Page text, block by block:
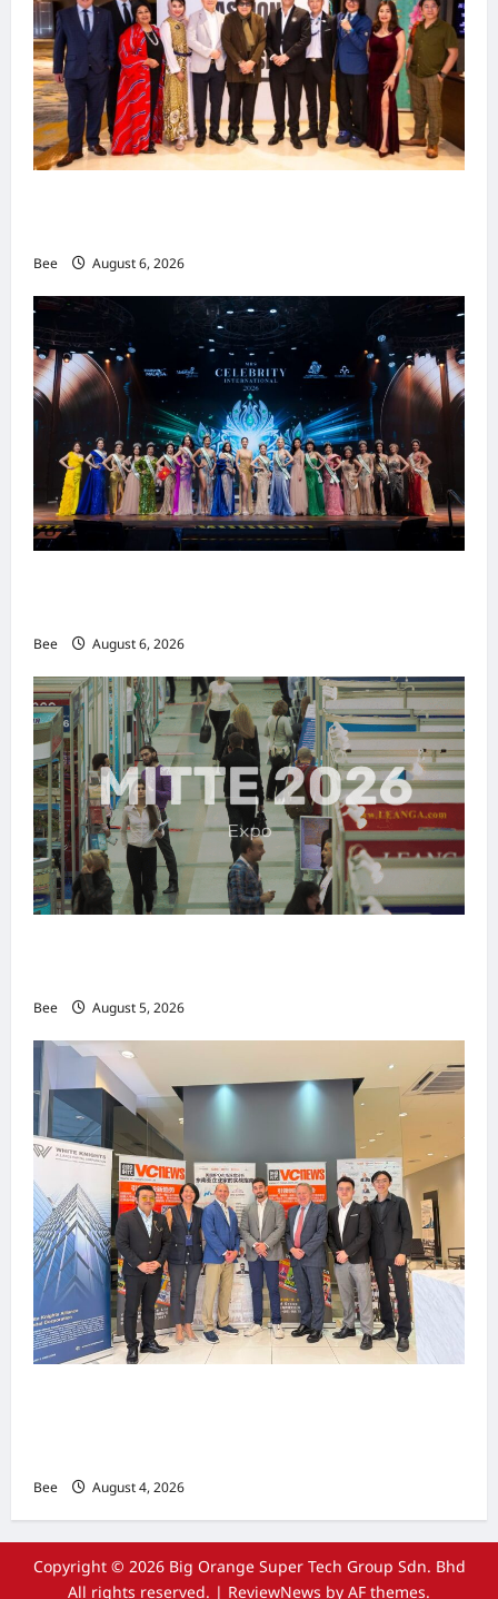
t
i
o
n
Bee August 6, 2026
Bee August 6, 2026
Bee August 5, 2026
Bee August 4, 2026
Copyright © 2026 Big Orange Super Tech Group Sdn. Bhd
All rights reserved. | ReviewNews by AF themes.